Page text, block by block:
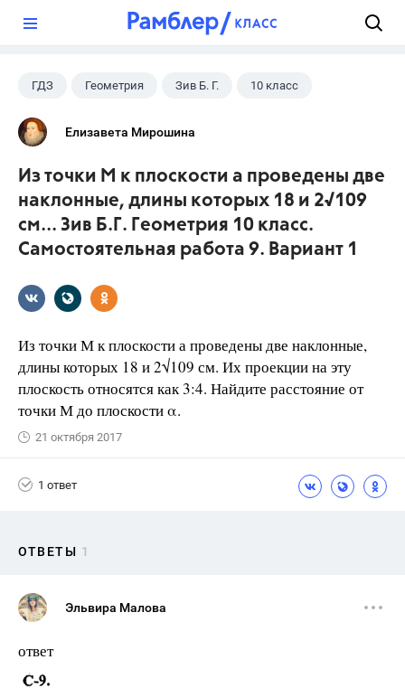
ГДЗ Геометрия Зив Б. Г. 10 класс
Елизавета Мирошина
Из точки М к плоскости а проведены две
наклонные, длины которых 18 и 2√109
см... Зив Б.Г. Геометрия 10 класс.
Самостоятельная работа 9. Вариант 1
Из точки М к плоскости а проведены две наклонные,
длины которых 18 и 2√109 см. Их проекции на эту
плоскость относятся как 3:4. Найдите расстояние от
точки М до плоскости α.
21 октября 2017
1 ответ
ОТВЕТЫ 1
Эльвира Малова
ответ